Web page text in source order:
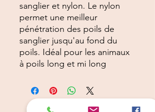
sanglier et nylon. Le nylon
permet une meilleur
pénétration des poils de
sanglier jusqu'au fond du
poils. Idéal pour les animaux
à poils long et mi long